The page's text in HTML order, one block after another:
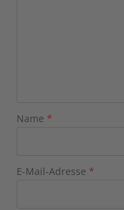
Name *
E-Mail-Adresse *